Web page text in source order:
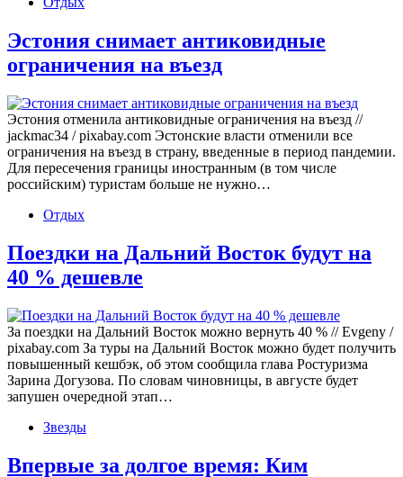
Эстония снимает антиковидные
ограничения на въезд
Эстония отменила антиковидные ограничения на въезд //
jackmac34 / pixabay.com Эстонские власти отменили все
ограничения на въезд в страну, введенные в период пандемии.
Для пересечения границы иностранным (в том числе
российским) туристам больше не нужно…
Отдых
Поездки на Дальний Восток будут на
40 % дешевле
За поездки на Дальний Восток можно вернуть 40 % // Evgeny /
pixabay.com За туры на Дальний Восток можно будет получить
повышенный кешбэк, об этом сообщила глава Ростуризма
Зарина Догузова. По словам чиновницы, в августе будет
запушен очередной этап…
Звезды
Впервые за долгое время: Ким